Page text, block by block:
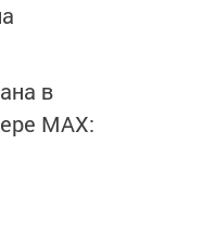
в
MАХ: